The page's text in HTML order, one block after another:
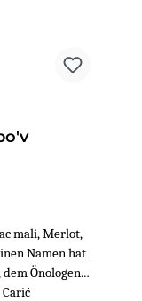
von
Große
Lamm,
mali, Merlot,
Namen hat
Önologen